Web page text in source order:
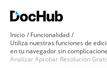
Inicio
Funcionalidad
Utiliza nuestras funciones de
en tu navegador sin
Analizar Aprobar Resolución